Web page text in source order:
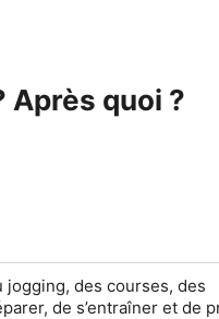
Après quoi ?
des courses, des
de s’entraîner et de